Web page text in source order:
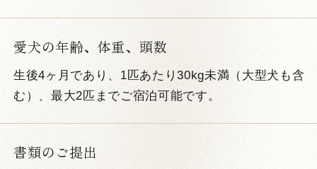
愛犬の年齢、体重、頭数
生後4ヶ月であり、1匹あたり30kg未満（大型犬も含
む）、最大2匹までご宿泊可能です。
書類のご提出